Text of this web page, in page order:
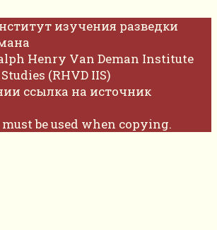
изучения разведки
Henry Van Deman Institute
(RHVD IIS)
ссылка на источник
be used when copying.